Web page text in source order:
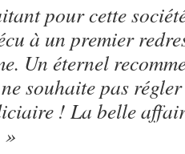
pour cette
à un premier
Un éternel
souhaite pas
! La belle